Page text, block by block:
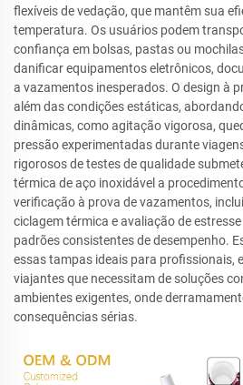
flexíveis de vedação, que mantêm sua
temperatura. Os usuários podem
confiança em bolsas, pastas ou
danificar equipamentos eletrônicos,
a vazamentos inesperados. O design à
além das condições estáticas,
dinâmicas, como agitação vigorosa,
pressão experimentadas durante
rigorosos de testes de qualidade
térmica de aço inoxidável a
verificação à prova de vazamentos,
ciclagem térmica e avaliação de
padrões consistentes de desempenho.
essas tampas ideais para profissionais,
viajantes que necessitam de soluções
ambientes exigentes, onde
consequências sérias.